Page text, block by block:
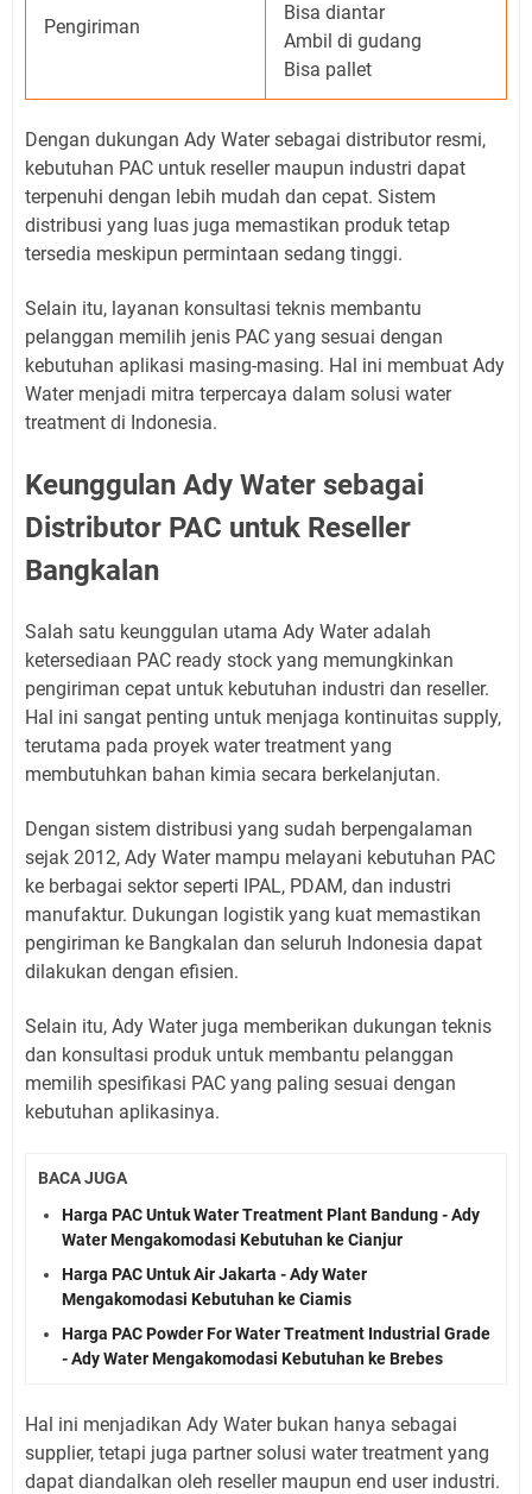
Pengiriman
Bisa diantar
Ambil di gudang
Bisa pallet
Dengan dukungan Ady Water sebagai distributor resmi,
kebutuhan PAC untuk reseller maupun industri dapat
terpenuhi dengan lebih mudah dan cepat. Sistem
distribusi yang luas juga memastikan produk tetap
tersedia meskipun permintaan sedang tinggi.
Selain itu, layanan konsultasi teknis membantu
pelanggan memilih jenis PAC yang sesuai dengan
kebutuhan aplikasi masing-masing. Hal ini membuat Ady
Water menjadi mitra terpercaya dalam solusi water
treatment di Indonesia.
Keunggulan Ady Water sebagai
Distributor PAC untuk Reseller
Bangkalan
Salah satu keunggulan utama Ady Water adalah
ketersediaan PAC ready stock yang memungkinkan
pengiriman cepat untuk kebutuhan industri dan reseller.
Hal ini sangat penting untuk menjaga kontinuitas supply,
terutama pada proyek water treatment yang
membutuhkan bahan kimia secara berkelanjutan.
Dengan sistem distribusi yang sudah berpengalaman
sejak 2012, Ady Water mampu melayani kebutuhan PAC
ke berbagai sektor seperti IPAL, PDAM, dan industri
manufaktur. Dukungan logistik yang kuat memastikan
pengiriman ke Bangkalan dan seluruh Indonesia dapat
dilakukan dengan efisien.
Selain itu, Ady Water juga memberikan dukungan teknis
dan konsultasi produk untuk membantu pelanggan
memilih spesifikasi PAC yang paling sesuai dengan
kebutuhan aplikasinya.
BACA JUGA
Harga PAC Untuk Water Treatment Plant Bandung - Ady
Water Mengakomodasi Kebutuhan ke Cianjur
Harga PAC Untuk Air Jakarta - Ady Water
Mengakomodasi Kebutuhan ke Ciamis
Harga PAC Powder For Water Treatment Industrial Grade
- Ady Water Mengakomodasi Kebutuhan ke Brebes
Hal ini menjadikan Ady Water bukan hanya sebagai
supplier, tetapi juga partner solusi water treatment yang
dapat diandalkan oleh reseller maupun end user industri.